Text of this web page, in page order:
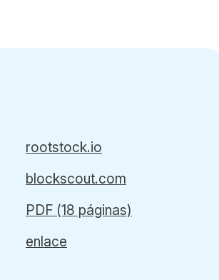
rootstock.io
blockscout.com
PDF (18 páginas)
enlace